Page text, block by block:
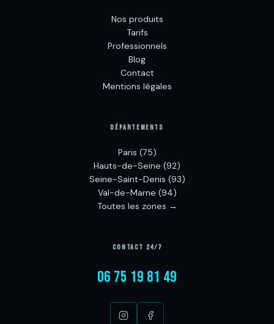
Nos produits
Tarifs
Professionnels
Blog
Contact
Mentions légales
DÉPARTEMENTS
Paris (75)
Hauts-de-Seine (92)
Seine-Saint-Denis (93)
Val-de-Marne (94)
Toutes les zones →
CONTACT 24/7
06 75 19 81 49